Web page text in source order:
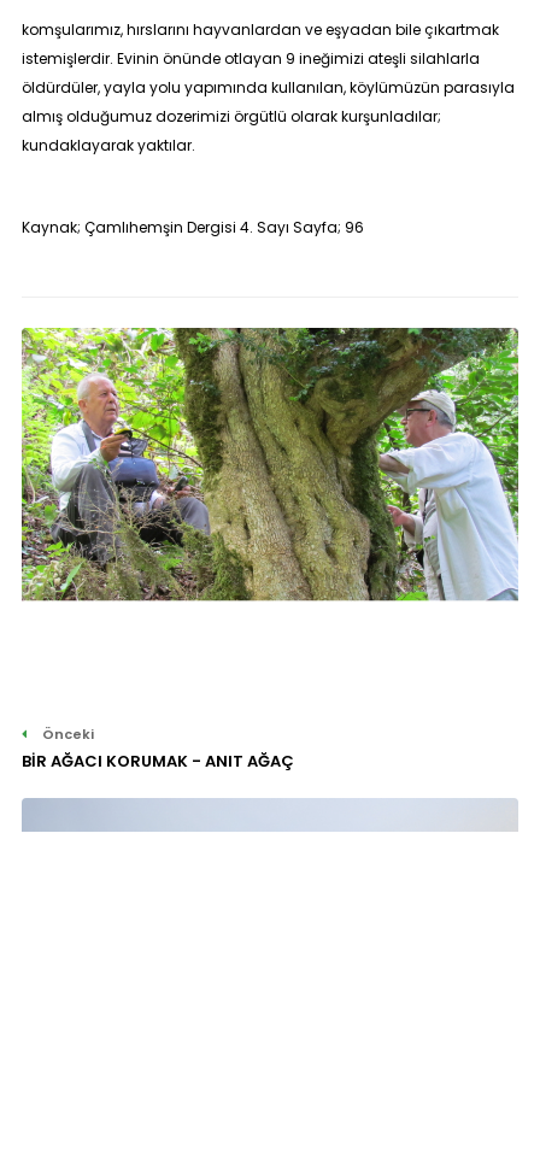
komşularımız, hırslarını hayvanlardan ve eşyadan bile çıkartmak
istemişlerdir. Evinin önünde otlayan 9 ineğimizi ateşli silahlarla
öldürdüler, yayla yolu yapımında kullanılan, köylümüzün parasıyla
almış olduğumuz dozerimizi örgütlü olarak kurşunladılar;
kundaklayarak yaktılar.
Kaynak; Çamlıhemşin Dergisi 4. Sayı Sayfa; 96
Önceki
BİR AĞACI KORUMAK - ANIT AĞAÇ